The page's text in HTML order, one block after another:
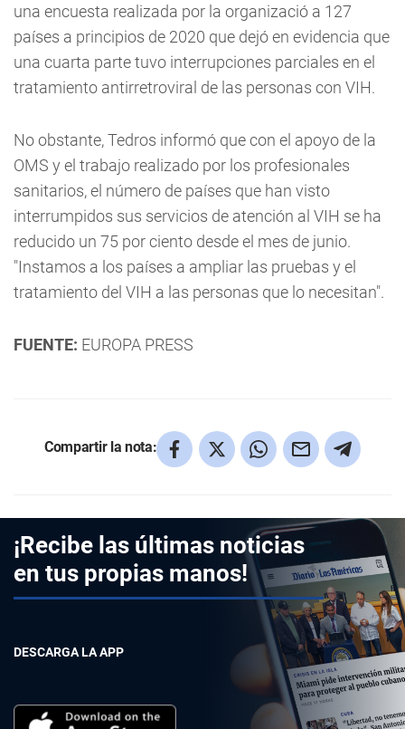
una encuesta realizada por la organizació a 127
países a principios de 2020 que dejó en evidencia que
una cuarta parte tuvo interrupciones parciales en el
tratamiento antirretroviral de las personas con VIH.
No obstante, Tedros informó que con el apoyo de la
OMS y el trabajo realizado por los profesionales
sanitarios, el número de países que han visto
interrumpidos sus servicios de atención al VIH se ha
reducido un 75 por ciento desde el mes de junio.
"Instamos a los países a ampliar las pruebas y el
tratamiento del VIH a las personas que lo necesitan".
FUENTE: EUROPA PRESS
Compartir la nota:
¡Recibe las últimas noticias
en tus propias manos!
DESCARGA LA APP